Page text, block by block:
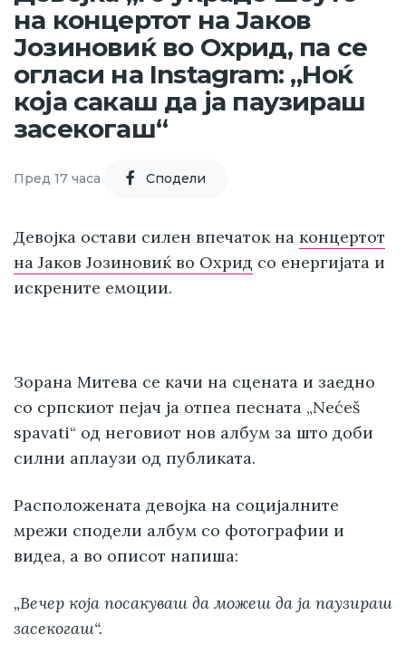
на концертот на Јаков
Јозиновиќ во Охрид, па се
огласи на Instagram: „Ноќ
која сакаш да ја паузираш
засекогаш“
Пред 17 часа Cподели
Девојка остави силен впечаток на концертот
на Јаков Јозиновиќ во Охрид со енергијата и
искрените емоции.
Зорана Митева се качи на сцената и заедно
со српскиот пејач ја отпеа песната „Nećeš
spavati“ од неговиот нов албум за што доби
силни аплаузи од публиката.
Расположената девојка на социјалните
мрежи сподели албум со фотографии и
видеа, а во описот напиша:
„Вечер која посакуваш да можеш да ја паузираш
засекогаш“.